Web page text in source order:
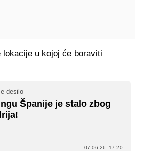
u kojoj će boraviti
desilo
Španije je stalo zbog
07.06.26. 17:20